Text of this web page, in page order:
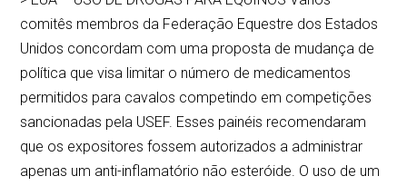
comitês membros da Federação Equestre dos Estados
Unidos concordam com uma proposta de mudança de
política que visa limitar o número de medicamentos
permitidos para cavalos competindo em competições
sancionadas pela USEF. Esses painéis recomendaram
que os expositores fossem autorizados a administrar
apenas um anti-inflamatório não esteróide. O uso de um